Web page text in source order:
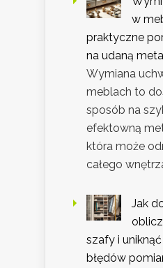
w
praktyczne
na udaną
Wymiana
meblach to
sposób na
efektowną
która może
całego
Jak
szafy i
błędów